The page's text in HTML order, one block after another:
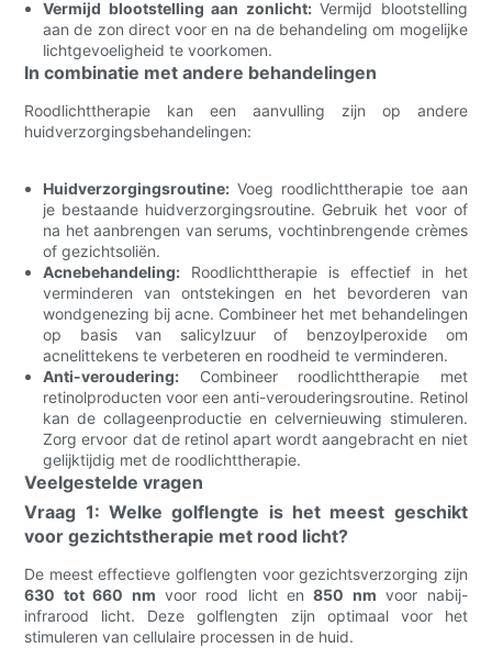
Vermijd blootstelling aan zonlicht:Vermijd blootstelling
aan de zon direct voor en na de behandeling om mogelijke
lichtgevoeligheid te voorkomen.
In combinatie met andere behandelingen
Roodlichttherapie kan een aanvulling zijn op andere
huidverzorgingsbehandelingen:
Huidverzorgingsroutine: Voeg roodlichttherapie toe aan
je bestaande huidverzorgingsroutine. Gebruik het voor of
na het aanbrengen van serums, vochtinbrengende crèmes
of gezichtsoliën.
Acnebehandeling: Roodlichttherapie is effectief in het
verminderen van ontstekingen en het bevorderen van
wondgenezing bij acne. Combineer het met behandelingen
op basis van salicylzuur of benzoylperoxide om
acnelittekens te verbeteren en roodheid te verminderen.
Anti-veroudering: Combineer roodlichttherapie met
retinolproducten voor een anti-verouderingsroutine. Retinol
kan de collageenproductie en celvernieuwing stimuleren.
Zorg ervoor dat de retinol apart wordt aangebracht en niet
gelijktijdig met de roodlichttherapie.
Veelgestelde vragen
Vraag 1: Welke golflengte is het meest geschikt
voor gezichtstherapie met rood licht?
De meest effectieve golflengten voor gezichtsverzorging zijn
630 tot 660 nm voor rood licht en850 nm voor nabij-
infrarood licht. Deze golflengten zijn optimaal voor het
stimuleren van cellulaire processen in de huid.